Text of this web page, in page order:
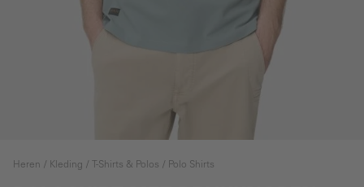
Heren Kleding T-Shirts & Polos Polo Shirts